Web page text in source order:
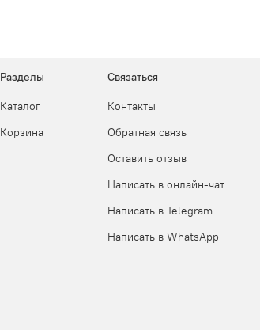
Разделы
Каталог
Корзина
Связаться
Контакты
Обратная связь
Оставить отзыв
Написать в онлайн-чат
Написать в Telegram
Написать в WhatsApp